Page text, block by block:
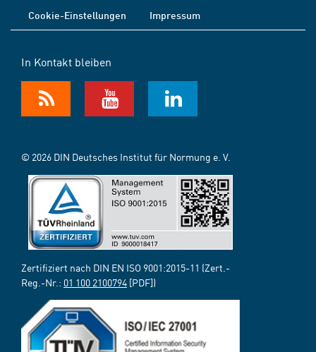
Cookie-Einstellungen
Impressum
In Kontakt bleiben
© 2026 DIN Deutsches Institut für Normung e. V.
Zertifiziert nach DIN EN ISO 9001:2015-11 (Zert.-
Reg.-Nr.: 01 100 2100794 [PDF])